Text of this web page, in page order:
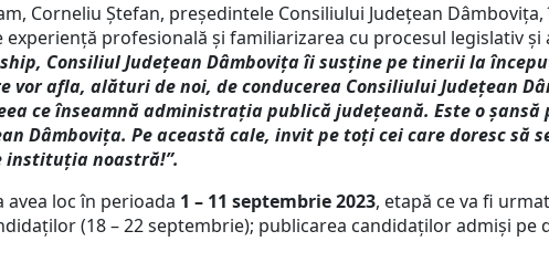
Corneliu Ștefan, președintele Consiliului Județean
experiență profesională și familiarizarea cu procesul legislativ
Consiliul Județean Dâmbovița îisusține pe tinerii la
vor afla, alături de noi, de conducerea Consiliului Județean
ce înseamnă administrația publică județeană. Este o
Dâmbovița. Pe această cale, invit pe toți cei care doresc să
instituția noastră!”.
loc în perioada 1 – 11 septembrie 2023, etapă ce va fi
(18 – 22 septembrie); publicarea candidaților admiși